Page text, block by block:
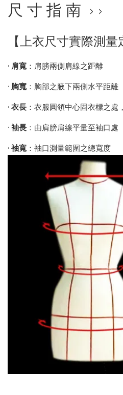
尺 寸 指 南 › ›
【上衣尺寸實際測量
• 肩寬 ：肩膀兩側肩線之距離
• 胸寬 ：胸部之腋下兩側水平距離
• 衣長 ：衣服圓領中心固衣標之處
• 袖長 ：由肩膀肩線平量至袖口處
• 袖寬 ：袖口測量範圍之總寬度